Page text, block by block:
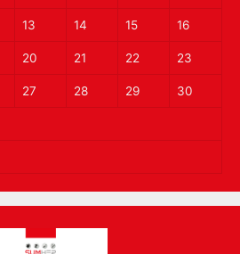
13 14 15 16
20 21 22 23
27 28 29 30